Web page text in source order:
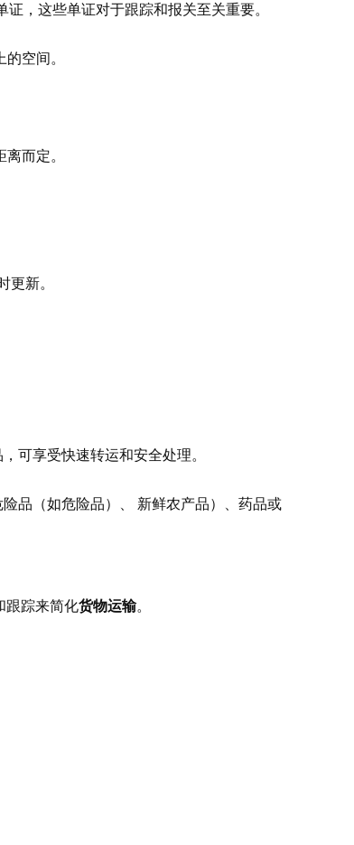
证，这些单证对于跟踪和报关至关重要。
的空间。
而定。
更新。
可享受快速转运和安全处理。
品（如危险品）、 新鲜农产品）、药品或
跟踪来简化货物运输。